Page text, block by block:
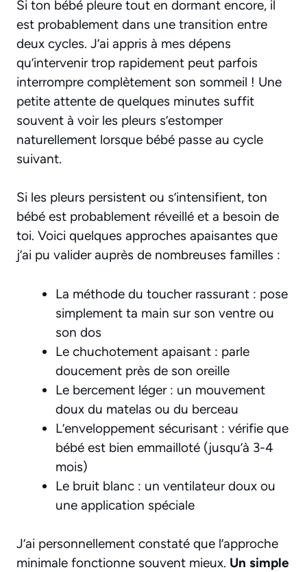
Si ton bébé pleure tout en dormant encore, il
est probablement dans une transition entre
deux cycles. J’ai appris à mes dépens
qu’intervenir trop rapidement peut parfois
interrompre complètement son sommeil ! Une
petite attente de quelques minutes suffit
souvent à voir les pleurs s’estomper
naturellement lorsque bébé passe au cycle
suivant.
Si les pleurs persistent ou s’intensifient, ton
bébé est probablement réveillé et a besoin de
toi. Voici quelques approches apaisantes que
j’ai pu valider auprès de nombreuses familles :
La méthode du toucher rassurant : pose
simplement ta main sur son ventre ou
son dos
Le chuchotement apaisant : parle
doucement près de son oreille
Le bercement léger : un mouvement
doux du matelas ou du berceau
L’enveloppement sécurisant : vérifie que
bébé est bien emmailloté (jusqu’à 3-4
mois)
Le bruit blanc : un ventilateur doux ou
une application spéciale
J’ai personnellement constaté que l’approche
minimale fonctionne souvent mieux. Un simple